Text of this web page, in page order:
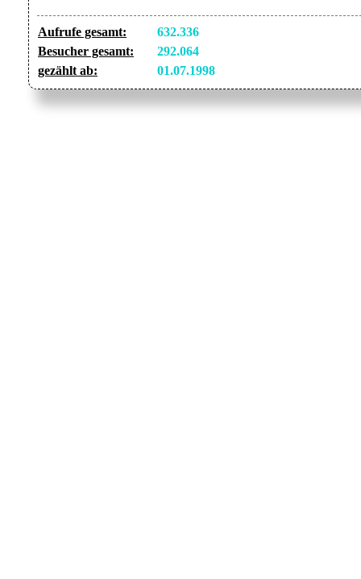
Aufrufe gesamt:
632.336
Besucher gesamt:
292.064
gezählt ab:
01.07.1998